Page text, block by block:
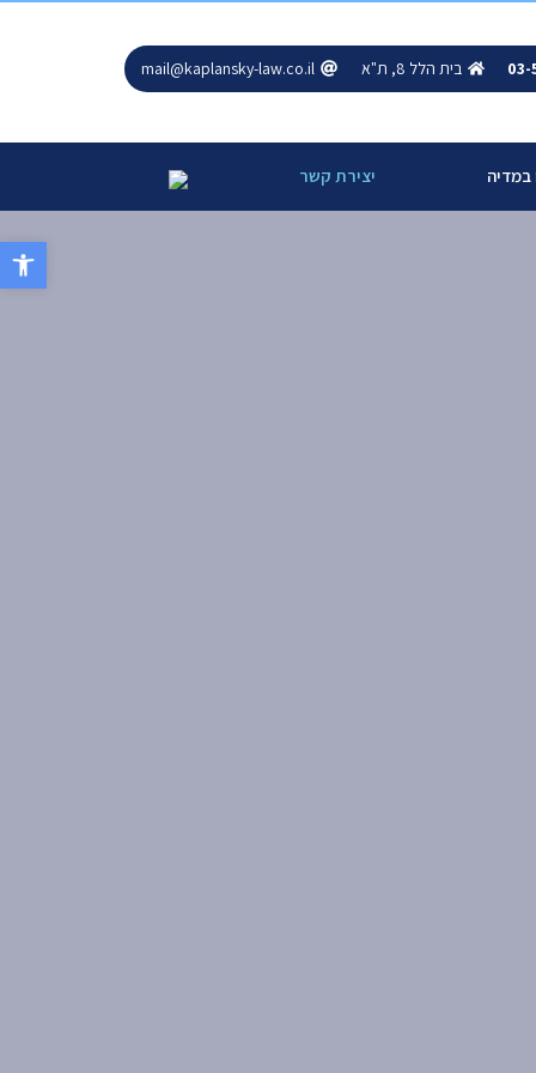
בית הלל 8, ת"א mail@kaplansky-law.co.il
במדיה יצירת קשר
פתח